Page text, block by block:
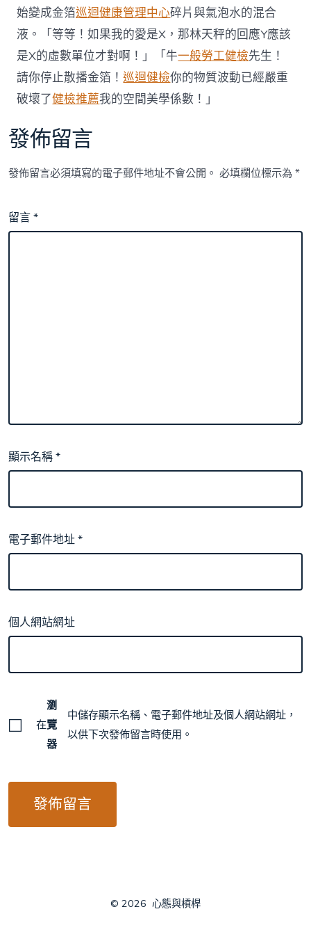
始變成金箔巡迴健康管理中心碎片與氣泡水的混合
液。「等等！如果我的愛是X，那林天秤的回應Y應該
是X的虛數單位才對啊！」「牛一般勞工健檢先生！
請你停止散播金箔！巡迴健檢你的物質波動已經嚴重
破壞了健檢推薦我的空間美學係數！」
發佈留言
發佈留言必須填寫的電子郵件地址不會公開。 必填欄位標示為*
留言*
顯示名稱*
電子郵件地址*
個人網站網址
在
瀏
覽
器
中儲存顯示名稱、電子郵件地址及個人網站網址，
以供下次發佈留言時使用。
© 2026 心態與槓桿